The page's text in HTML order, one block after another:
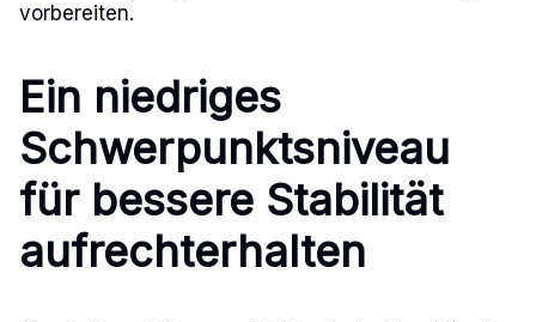
vorbereiten.
Ein niedriges
Schwerpunktsniveau
für bessere Stabilität
aufrechterhalten